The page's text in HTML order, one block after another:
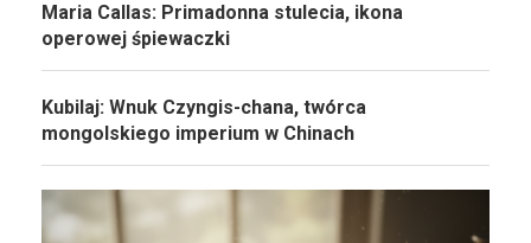
Maria Callas: Primadonna stulecia, ikona
operowej śpiewaczki
Kubilaj: Wnuk Czyngis-chana, twórca
mongolskiego imperium w Chinach